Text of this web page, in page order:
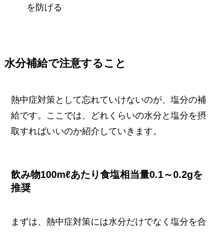
を防げる
水分補給で注意すること
熱中症対策として忘れていけないのが、塩分の補
給です。ここでは、どれくらいの水分と塩分を摂
取すればいいのか紹介していきます。
飲み物100mℓあたり食塩相当量0.1～0.2gを
推奨
まずは、熱中症対策には水分だけでなく塩分を合